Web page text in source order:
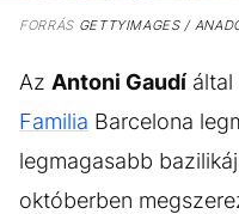
FORRÁSGETTYIMAGES /
Az Antoni Gaudí
Familia Barcelona
legmagasabb
októberben